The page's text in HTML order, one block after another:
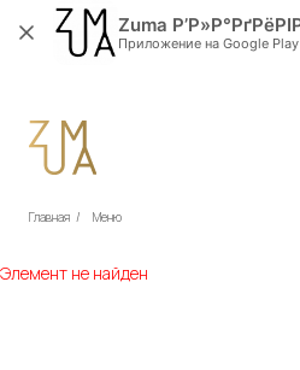
Главная / Меню
Элемент не найден
Приложение на Google Play